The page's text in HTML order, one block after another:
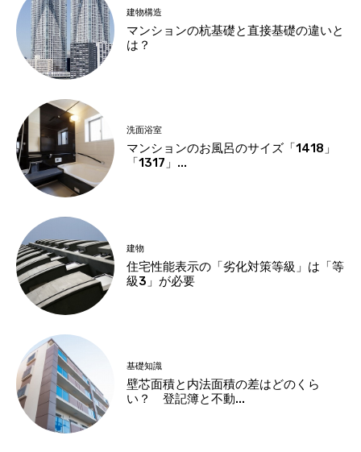
建物構造
マンションの杭基礎と直接基礎の違いと
は？
洗面浴室
マンションのお風呂のサイズ「1418」
「1317」...
建物
住宅性能表示の「劣化対策等級」は「等
級3」が必要
基礎知識
壁芯面積と内法面積の差はどのくら
い？ 登記簿と不動...